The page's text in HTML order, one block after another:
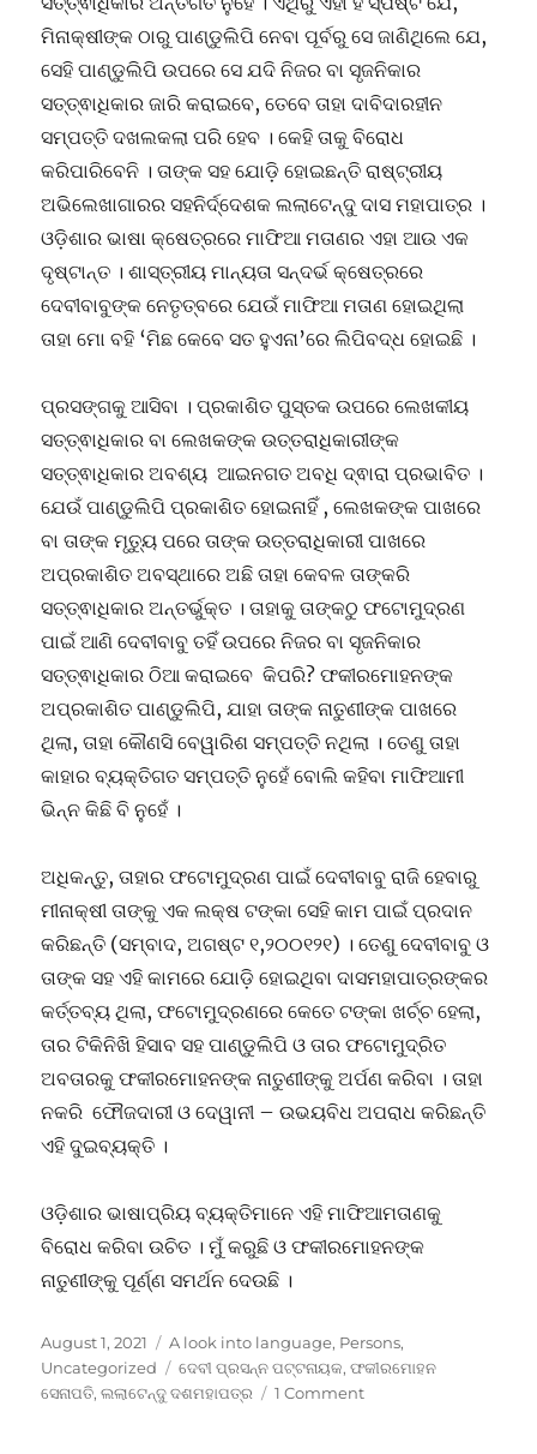
ମିନାକ୍ଷୀଙ୍କ ଠାରୁ ପାଣ୍ଡୁଲିପି ନେବା ପୂର୍ବରୁ ସେ ଜାଣିଥିଲେ ଯେ,
ସେହି ପାଣ୍ଡୁଲିପି ଉପରେ ସେ ଯଦି ନିଜର ବା ସୃଜନିକାର
ସତ୍ତ୍ଵାଧିକାର ଜାରି କରାଇବେ, ତେବେ ତାହା ଦାବିଦାରହୀନ
ସମ୍ପତ୍ତି ଦଖଲକଲା ପରି ହେବ । କେହି ତାକୁ ବିରୋଧ
କରିପାରିବେନି । ତାଙ୍କ ସହ ଯୋଡ଼ି ହୋଇଛନ୍ତି ରାଷ୍ଟ୍ରୀୟ
ଅଭିଲେଖାଗାରର ସହନିର୍ଦ୍ଦେଶକ ଲଲାଟେନ୍ଦୁ ଦାସ ମହାପାତ୍ର ।
ଓଡ଼ିଶାର ଭାଷା କ୍ଷେତ୍ରରେ ମାଫିଆ ମତାଣର ଏହା ଆଉ ଏକ
ଦୃଷ୍ଟାନ୍ତ । ଶାସ୍ତ୍ରୀୟ ମାନ୍ୟତା ସନ୍ଦର୍ଭ କ୍ଷେତ୍ରରେ
ଦେବୀବାବୁଙ୍କ ନେତୃତ୍ବରେ ଯେଉଁ ମାଫିଆ ମତାଣ ହୋଇଥିଲା
ତାହା ମୋ ବହି ‘ମିଛ କେବେ ସତ ହୁଏନା’ରେ ଲିପିବଦ୍ଧ ହୋଇଛି ।
ପ୍ରସଙ୍ଗକୁ ଆସିବା । ପ୍ରକାଶିତ ପୁସ୍ତକ ଉପରେ ଲେଖକୀୟ
ସତ୍ତ୍ଵାଧିକାର ବା ଲେଖକଙ୍କ ଉତ୍ତରାଧିକାରୀଙ୍କ
ସତ୍ତ୍ଵାଧିକାର ଅବଶ୍ୟ ଆଇନଗତ ଅବଧି ଦ୍ଵାରା ପ୍ରଭାବିତ ।
ଯେଉଁ ପାଣ୍ଡୁଲିପି ପ୍ରକାଶିତ ହୋଇନାହିଁ , ଲେଖକଙ୍କ ପାଖରେ
ବା ତାଙ୍କ ମୃତ୍ୟୁ ପରେ ତାଙ୍କ ଉତ୍ତରାଧିକାରୀ ପାଖରେ
ଅପ୍ରକାଶିତ ଅବସ୍ଥାରେ ଅଛି ତାହା କେବଳ ତାଙ୍କରି
ସତ୍ତ୍ଵାଧିକାର ଅନ୍ତର୍ଭୁକ୍ତ । ତାହାକୁ ତାଙ୍କଠୁ ଫଟୋମୁଦ୍ରଣ
ପାଇଁ ଆଣି ଦେବୀବାବୁ ତହିଁ ଉପରେ ନିଜର ବା ସୃଜନିକାର
ସତ୍ତ୍ଵାଧିକାର ଠିଆ କରାଇବେ କିପରି? ଫକୀରମୋହନଙ୍କ
ଅପ୍ରକାଶିତ ପାଣ୍ଡୁଲିପି, ଯାହା ତାଙ୍କ ନାତୁଣୀଙ୍କ ପାଖରେ
ଥିଲା, ତାହା କୌଣସି ବେୱାରିଶ ସମ୍ପତ୍ତି ନଥିଲା । ତେଣୁ ତାହା
କାହାର ବ୍ୟକ୍ତିଗତ ସମ୍ପତ୍ତି ନୁହେଁ ବୋଲି କହିବା ମାଫିଆମୀ
ଭିନ୍ନ କିଛି ବି ନୁହେଁ ।
ଅଧିକନ୍ତୁ, ତାହାର ଫଟୋମୁଦ୍ରଣ ପାଇଁ ଦେବୀବାବୁ ରାଜି ହେବାରୁ
ମୀନାକ୍ଷୀ ତାଙ୍କୁ ଏକ ଲକ୍ଷ ଟଙ୍କା ସେହି କାମ ପାଇଁ ପ୍ରଦାନ
କରିଛନ୍ତି (ସମ୍ବାଦ, ଅଗଷ୍ଟ ୧,୨୦୦୧୨୧) । ତେଣୁ ଦେବୀବାବୁ ଓ
ତାଙ୍କ ସହ ଏହି କାମରେ ଯୋଡ଼ି ହୋଇଥିବା ଦାସମହାପାତ୍ରଙ୍କର
କର୍ତ୍ତବ୍ୟ ଥିଲା, ଫଟୋମୁଦ୍ରଣରେ କେତେ ଟଙ୍କା ଖର୍ଚ୍ଚ ହେଲା,
ତାର ଟିକିନିଖି ହିସାବ ସହ ପାଣ୍ଡୁଲିପି ଓ ତାର ଫଟୋମୁଦ୍ରିତ
ଅବତାରକୁ ଫକୀରମୋହନଙ୍କ ନାତୁଣୀଙ୍କୁ ଅର୍ପଣ କରିବା । ତାହା
ନକରି ଫୌଜଦାରୀ ଓ ଦେୱାନୀ – ଉଭୟବିଧ ଅପରାଧ କରିଛନ୍ତି
ଏହି ଦୁଇବ୍ୟକ୍ତି ।
ଓଡ଼ିଶାର ଭାଷାପ୍ରିୟ ବ୍ୟକ୍ତିମାନେ ଏହି ମାଫିଆମତାଣକୁ
ବିରୋଧ କରିବା ଉଚିତ । ମୁଁ କରୁଛି ଓ ଫକୀରମୋହନଙ୍କ
ନାତୁଣୀଙ୍କୁ ପୂର୍ଣ୍ଣ ସମର୍ଥନ ଦେଉଛି ।
Posted
on
August 1, 2021 Categories
A look into language, Persons,
Uncategorized
Tags
ଦେବୀ ପ୍ରସନ୍ନ ପଟ୍ଟନାୟକ,ଫକୀରମୋହନ
ସେନାପତି,ଲଲାଟେନ୍ଦୁ ଦଶମହାପତ୍ର 1 Commenton